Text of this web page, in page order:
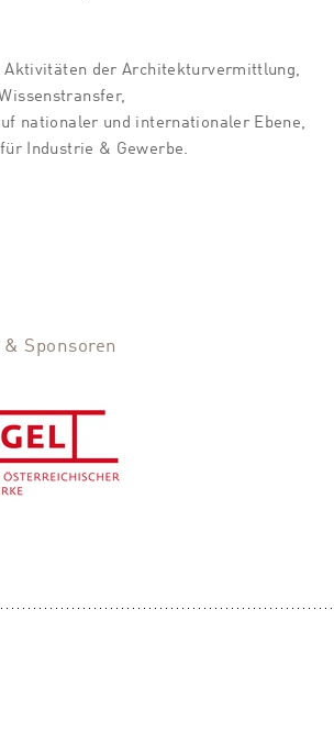
der Architekturvermittlung,
nationaler und internationaler Ebene,
Industrie & Gewerbe.
Sponsoren